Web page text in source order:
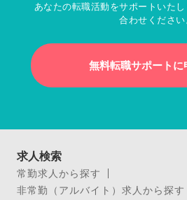
あなたの転職活動をサポートいた
合わせください
無料転職サポートに
求人検索
常勤求人から探す
非常勤（アルバイト）求人から探す